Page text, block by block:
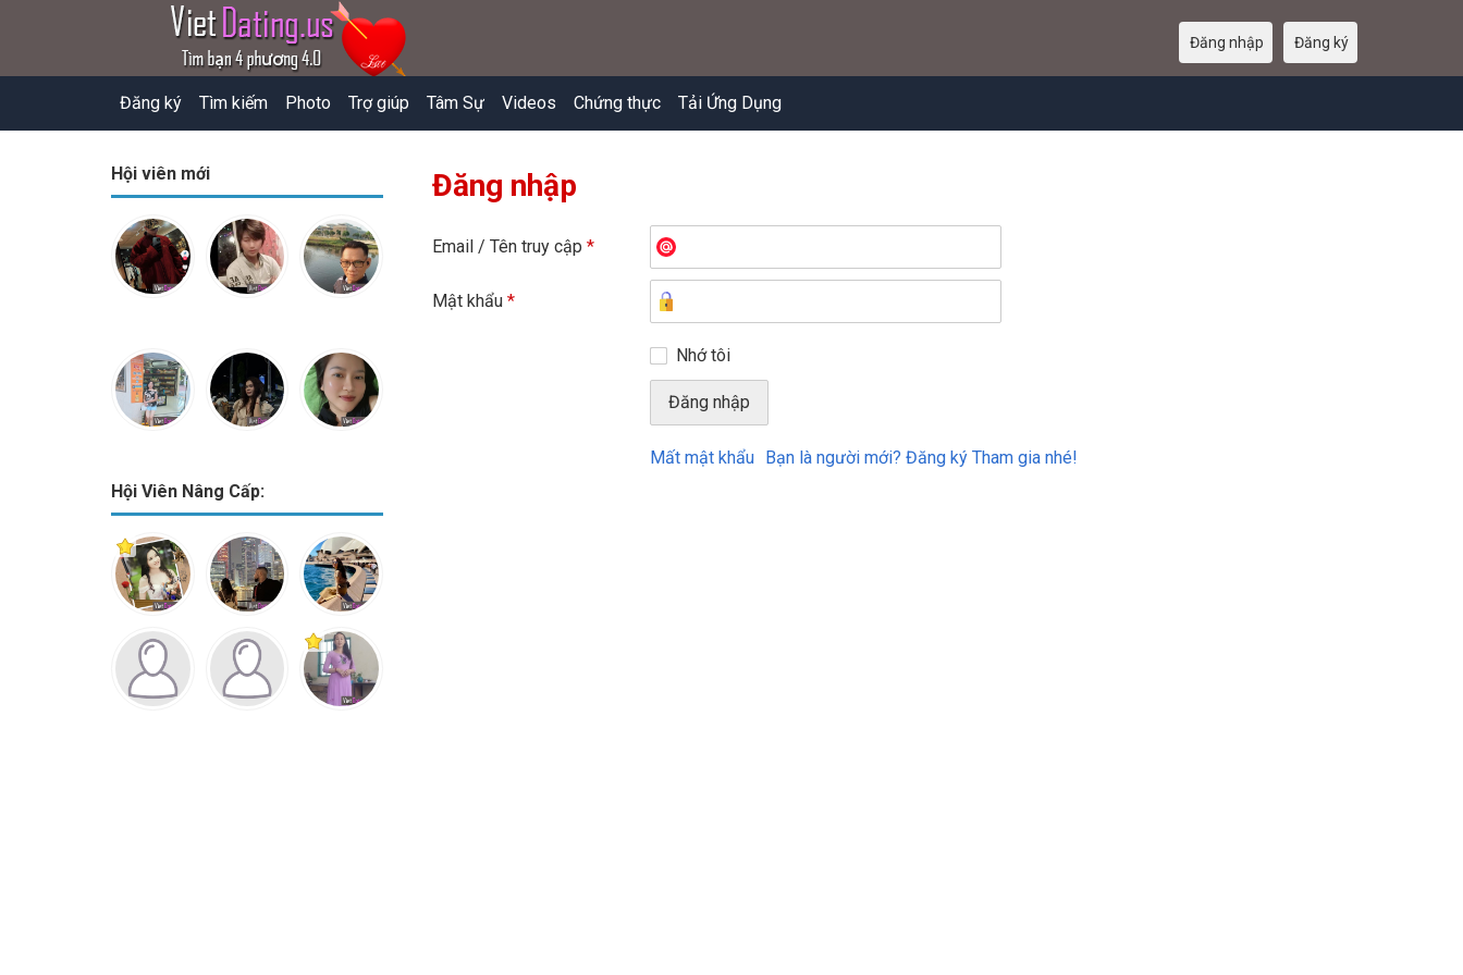
Đăng ký Tìm kiếm Photo Trợ giúp Tâm Sự Videos Chứng thực Tải Ứng Dụng
Đăng nhập Đăng ký
Hội viên mới
Hội Viên Nâng Cấp:
Đăng nhập
Email / Tên truy cập *
Mật khẩu *
Nhớ tôi
Mất mật khẩu Bạn là người mới? Đăng ký Tham gia nhé!